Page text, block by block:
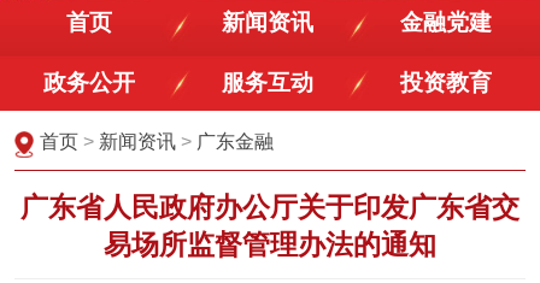
首页 新闻资讯 金融党建
政务公开 服务互动 投资教育
首页 > 新闻资讯 > 广东金融
广东省人民政府办公厅关于印发广东省交
易场所监督管理办法的通知